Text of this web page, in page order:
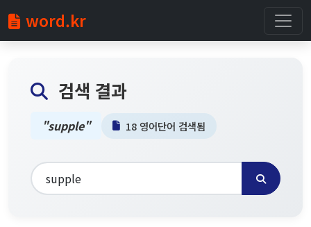
word.kr
검색 결과
"supple" 18 영어단어 검색됨